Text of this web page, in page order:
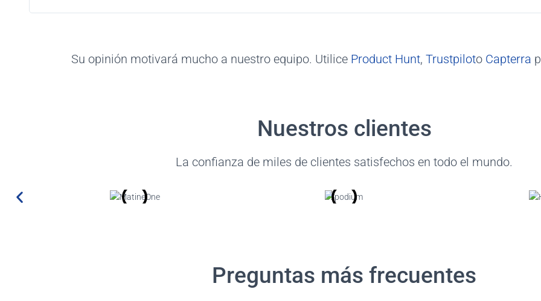
Su opinión motivará mucho a nuestro equipo. Utilice Product Hunt, Trustpiloto Capterra
Nuestros clientes
La confianza de miles de clientes satisfechos en todo el mundo.
Preguntas más frecuentes